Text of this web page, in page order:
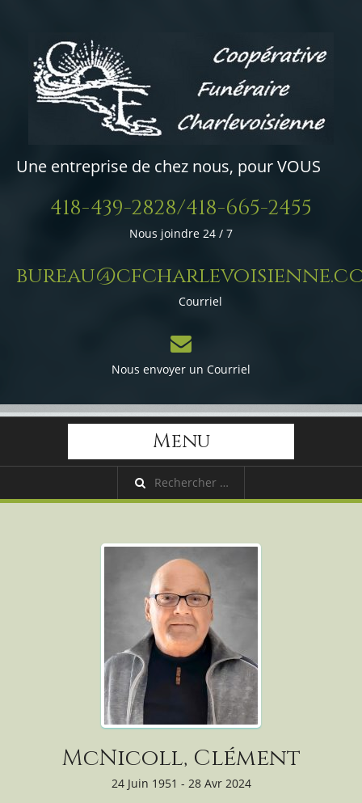
Une entreprise de chez nous, pour VOUS
418-439-2828/418-665-2455
Nous joindre 24 / 7
Courriel
Nous envoyer un Courriel
Menu
McNicoll, Clément
24 Juin 1951 - 28 Avr 2024